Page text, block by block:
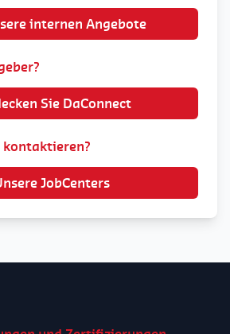
internen Angebote
Sie DaConnect
kontaktieren?
JobCenters